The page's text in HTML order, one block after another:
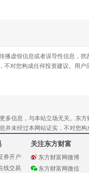
播虚假信息或者误导性信息，
不对您构成任何投资建议。用
多信息，与本站立场无关。东
并未经过本网站证实，不对您
券开户
线交易
关注东方财富
东方财富网微博
东方财富网微信